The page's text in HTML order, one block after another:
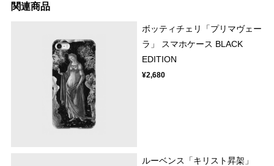
関連商品
ボッティチェリ「プリマヴェー
ラ」 スマホケース BLACK
EDITION
¥2,680
ルーベンス「キリスト昇架」